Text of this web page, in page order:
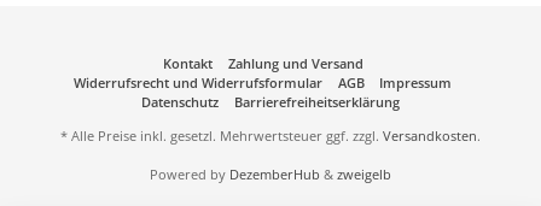
Kontakt
Zahlung und Versand
Widerrufsrecht und Widerrufsformular
AGB
Impressum
Datenschutz
Barrierefreiheitserklärung
* Alle Preise inkl. gesetzl. Mehrwertsteuer ggf. zzgl. Versandkosten.
Powered by DezemberHub & zweigelb